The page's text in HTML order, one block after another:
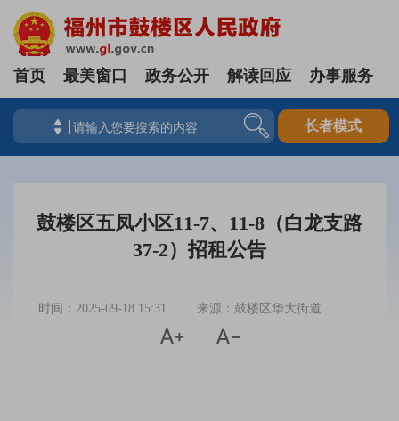
首页 最美窗口 政务公开 解读回应 办事服务
长者模式
鼓楼区五凤小区11-7、11-8（白龙支路
37-2）招租公告
时间：2025-09-18 15:31 来源：鼓楼区华大街道
 